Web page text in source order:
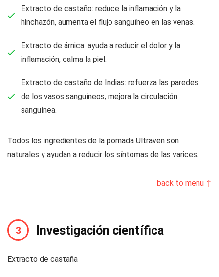
Extracto de castaño: reduce la inflamación y la
hinchazón, aumenta el flujo sanguíneo en las venas.
Extracto de árnica: ayuda a reducir el dolor y la
inflamación, calma la piel.
Extracto de castaño de Indias: refuerza las paredes
de los vasos sanguíneos, mejora la circulación
sanguínea.
Todos los ingredientes de la pomada Ultraven son
naturales y ayudan a reducir los síntomas de las varices.
back to menu ↑
Investigación científica
Extracto de castaña